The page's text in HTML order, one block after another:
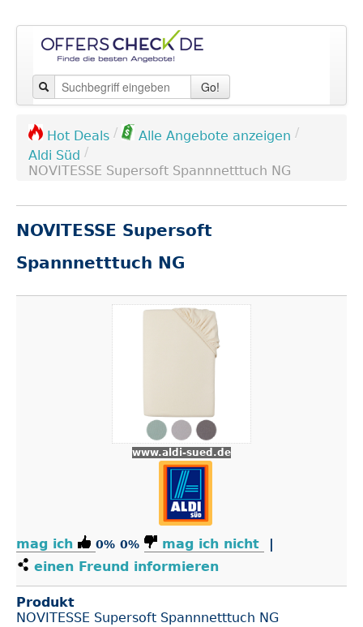
Go!
Hot Deals / Alle Angebote anzeigen /
Aldi Süd /
NOVITESSE Supersoft Spannnetttuch NG
NOVITESSE Supersoft
Spannnetttuch NG
www.aldi-sued.de
mag ich 0% 0% mag ich nicht
|
einen Freund informieren
Produkt
NOVITESSE Supersoft Spannnetttuch NG